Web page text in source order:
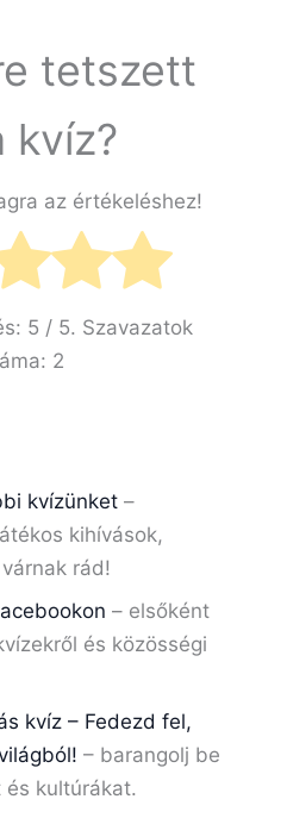
tetszett
kvíz?
az értékeléshez!
5 / 5. Szavazatok
2
kvízünket –
kihívások,
rád!
– elsőként
és közösségi
kvíz – Fedezd fel,
– barangolj be
és kultúrákat.